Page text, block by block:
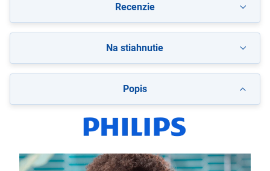
Popis
Recenzie
Na stiahnutie